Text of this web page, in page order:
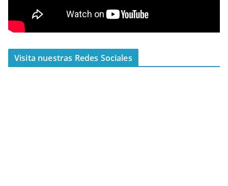
Visita nuestras Redes Sociales